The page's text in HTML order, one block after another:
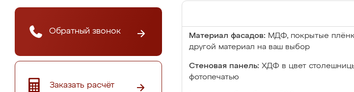
Обратный звонок
Заказать расчёт
Материал фасадов: МДФ, покрытые
другой материал на ваш выбор
Стеновая панель: ХДФ в цвет
фотопечатью